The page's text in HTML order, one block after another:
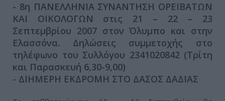
- 8η ΠΑΝΕΛΛΗΝΙΑ ΣΥΝΑΝΤΗΣΗ ΟΡΕΙΒΑΤΩΝ
ΚΑΙ ΟΙΚΟΛΟΓΩΝ στις 21 – 22 – 23
Σεπτεμβρίου 2007 στον Όλυμπο και στην
Ελασσόνα. Δηλώσεις συμμετοχής στο
τηλέφωνο του Συλλόγου 2341020842 (Τρίτη
και Παρασκευή 6,30-9,00)
- ΔΙΗΜΕΡΗ ΕΚΔΡΟΜΗ ΣΤΟ ΔΑΣΟΣ ΔΑΔΙΑΣ